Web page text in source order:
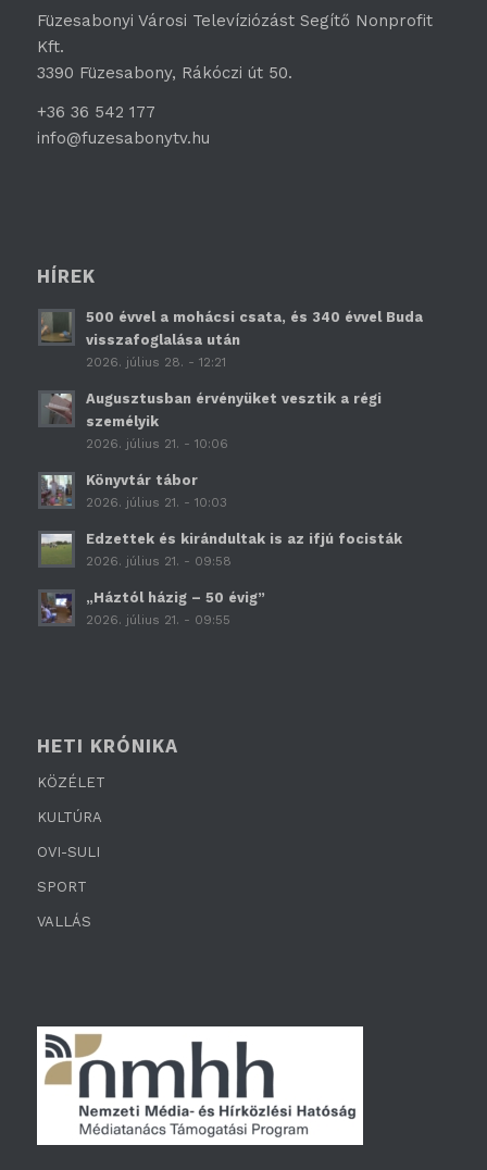
Füzesabonyi Városi Televíziózást Segítő Nonprofit
Kft.
3390 Füzesabony, Rákóczi út 50.
+36 36 542 177
info@fuzesabonytv.hu
HÍREK
500 évvel a mohácsi csata, és 340 évvel Buda
visszafoglalása után
2026. július 28. - 12:21
Augusztusban érvényüket vesztik a régi
személyik
2026. július 21. - 10:06
Könyvtár tábor
2026. július 21. - 10:03
Edzettek és kirándultak is az ifjú focisták
2026. július 21. - 09:58
„Háztól házig – 50 évig”
2026. július 21. - 09:55
HETI KRÓNIKA
KÖZÉLET
KULTÚRA
OVI-SULI
SPORT
VALLÁS